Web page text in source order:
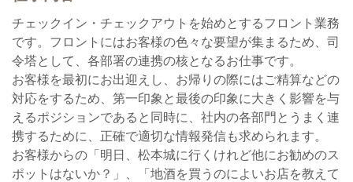
チェックイン・チェックアウトを始めとするフロント業務
です。フロントにはお客様の色々な要望が集まるため、司
令塔として、各部署の連携の核となるお仕事です。
お客様を最初にお出迎えし、お帰りの際にはご精算などの
対応をするため、第一印象と最後の印象に大きく影響を与
えるポジションであると同時に、社内の各部門とうまく連
携するために、正確で適切な情報発信も求められます。
お客様からの「明日、松本城に行くけれど他にお勧めのス
ポットはないか？」、「地酒を買うのによいお店を教えて